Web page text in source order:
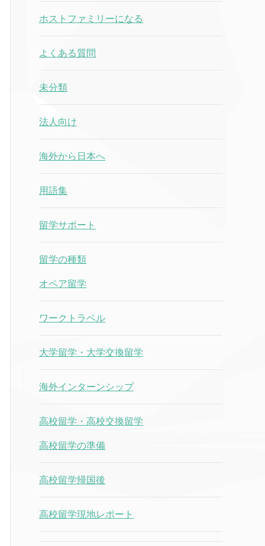
ホストファミリーになる
よくある質問
未分類
法人向け
海外から日本へ
用語集
留学サポート
留学の種類
オペア留学
ワークトラベル
大学留学・大学交換留学
海外インターンシップ
高校留学・高校交換留学
高校留学の準備
高校留学帰国後
高校留学現地レポート